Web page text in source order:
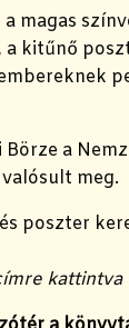
magas
kitűnő
a
meg.
poszter
kattintva